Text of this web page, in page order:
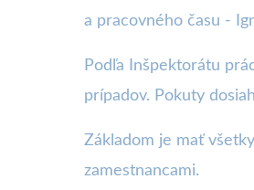
a pracovného času -
Podľa Inšpektorátu
prípadov. Pokuty
Základom je mať
zamestnancami.